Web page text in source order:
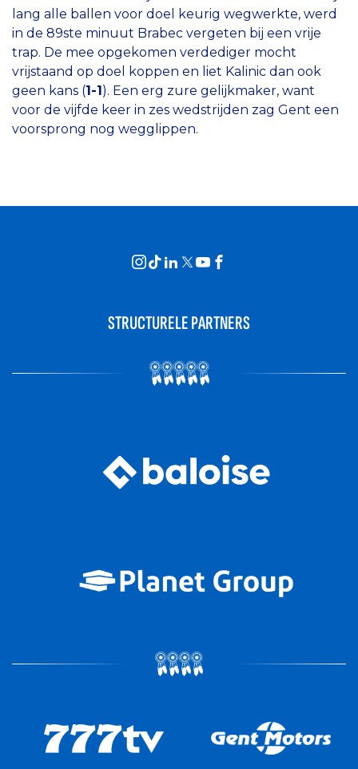
lang alle ballen voor doel keurig wegwerkte, werd
in de 89ste minuut Brabec vergeten bij een vrije
trap. De mee opgekomen verdediger mocht
vrijstaand op doel koppen en liet Kalinic dan ook
geen kans (1-1). Een erg zure gelijkmaker, want
voor de vijfde keer in zes wedstrijden zag Gent een
voorsprong nog wegglippen.
STRUCTURELE PARTNERS